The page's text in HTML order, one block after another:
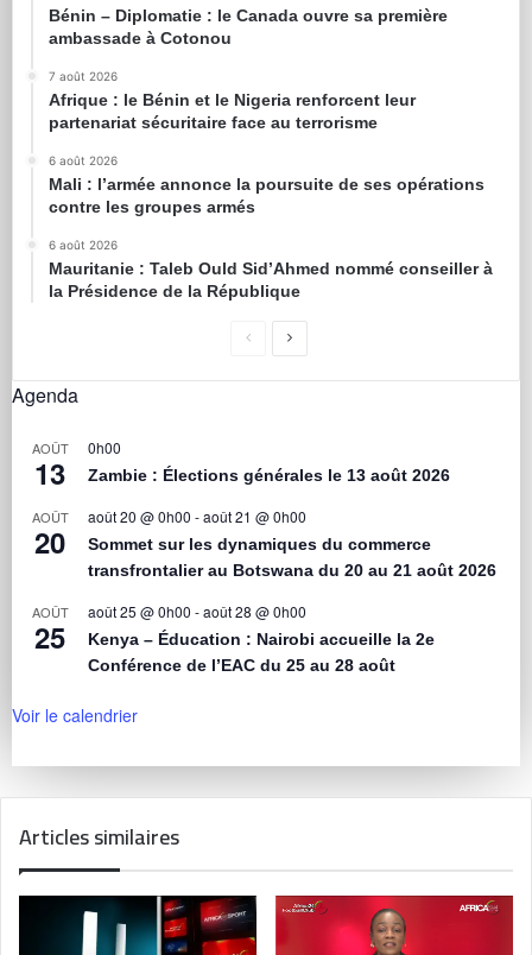
Bénin – Diplomatie : le Canada ouvre sa première
ambassade à Cotonou
7 août 2026
Afrique : le Bénin et le Nigeria renforcent leur
partenariat sécuritaire face au terrorisme
6 août 2026
Mali : l’armée annonce la poursuite de ses opérations
contre les groupes armés
6 août 2026
Mauritanie : Taleb Ould Sid’Ahmed nommé conseiller à
la Présidence de la République
Agenda
AOÛT
13
0h00
Zambie : Élections générales le 13 août 2026
AOÛT
20
août 20 @ 0h00 -août 21 @ 0h00
Sommet sur les dynamiques du commerce
transfrontalier au Botswana du 20 au 21 août 2026
AOÛT
25
août 25 @ 0h00 -août 28 @ 0h00
Kenya – Éducation : Nairobi accueille la 2e
Conférence de l’EAC du 25 au 28 août
Voir le calendrier
Articles similaires